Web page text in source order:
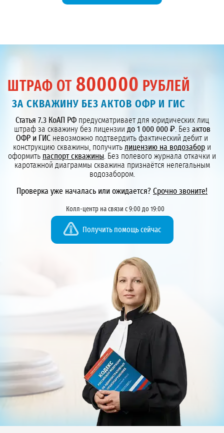
ШТРАФ ОТ 800000 РУБЛЕЙ
ЗА СКВАЖИНУ БЕЗ АКТОВ ОФР И ГИС
Статья 7.3 КоАП РФпредусматривает для юридических лиц
штраф за скважину без лицензии до 1 000 000 ₽. Без актов
ОФР и ГИС невозможно подтвердить фактический дебит и
конструкцию скважины, получить лицензию на водозабор и
оформить паспорт скважины . Без полевого журнала откачки и
каротажной диаграммы скважина признаётся нелегальным
водозабором.
Проверка уже началась или ожидается? Срочно звоните!
Колл-центр на связи с 9:00 до 19:00
Получить помощь сейчас